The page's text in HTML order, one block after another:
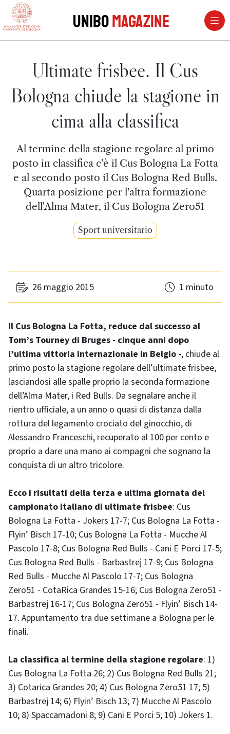
vai al contenuto della pagina
UniboMagazine
Ultimate frisbee. Il Cus
Bologna chiude la stagione in
cima alla classifica
Al termine della stagione regolare al primo
posto in classifica c'è il Cus Bologna La Fotta
e al secondo posto il Cus Bologna Red Bulls.
Quarta posizione per l'altra formazione
dell'Alma Mater, il Cus Bologna Zero51
Sport universitario
26 maggio 2015 1 minuto
Il Cus Bologna La Fotta, reduce dal successo al
Tom’s Tourney di Bruges - cinque anni dopo
l’ultima vittoria internazionale in Belgio -, chiude al
primo posto la stagione regolare dell’ultimate frisbee,
lasciandosi alle spalle proprio la seconda formazione
dell’Alma Mater, i Red Bulls. Da segnalare anche il
rientro ufficiale, a un anno o quasi di distanza dalla
rottura del legamento crociato del ginocchio, di
Alessandro Franceschi, recuperato al 100 per cento e
proprio a dare una mano ai compagni che sognano la
conquista di un altro tricolore.
Ecco i risultati della terza e ultima giornata del
campionato italiano di ultimate frisbee: Cus
Bologna La Fotta - Jokers 17-7; Cus Bologna La Fotta -
Flyin’ Bisch 17-10; Cus Bologna La Fotta - Mucche Al
Pascolo 17-8; Cus Bologna Red Bulls - Cani E Porci 17-5;
Cus Bologna Red Bulls - Barbastrej 17-9; Cus Bologna
Red Bulls - Mucche Al Pascolo 17-7; Cus Bologna
Zero51 - CotaRica Grandes 15-16; Cus Bologna Zero51 -
Barbastrej 16-17; Cus Bologna Zero51 - Flyin’ Bisch 14-
17. Appuntamento tra due settimane a Bologna per le
finali.
La classifica al termine della stagione regolare: 1)
Cus Bologna La Fotta 26; 2) Cus Bologna Red Bulls 21;
3) Cotarica Grandes 20; 4) Cus Bologna Zero51 17; 5)
Barbastrej 14; 6) Flyin’ Bisch 13; 7) Mucche Al Pascolo
10; 8) Spaccamadoni 8; 9) Cani E Porci 5; 10) Jokers 1.